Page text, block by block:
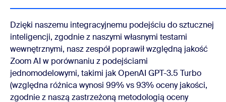
Dzięki naszemu integracyjnemu podejściu do sztucznej
inteligencji, zgodnie z naszymi własnymi testami
wewnętrznymi, nasz zespół poprawił względną jakość
Zoom AI w porównaniu z podejściami
jednomodelowymi, takimi jak OpenAI GPT-3.5 Turbo
(względna różnica wynosi 99% vs 93% oceny jakości,
zgodnie z naszą zastrzeżoną metodologią oceny